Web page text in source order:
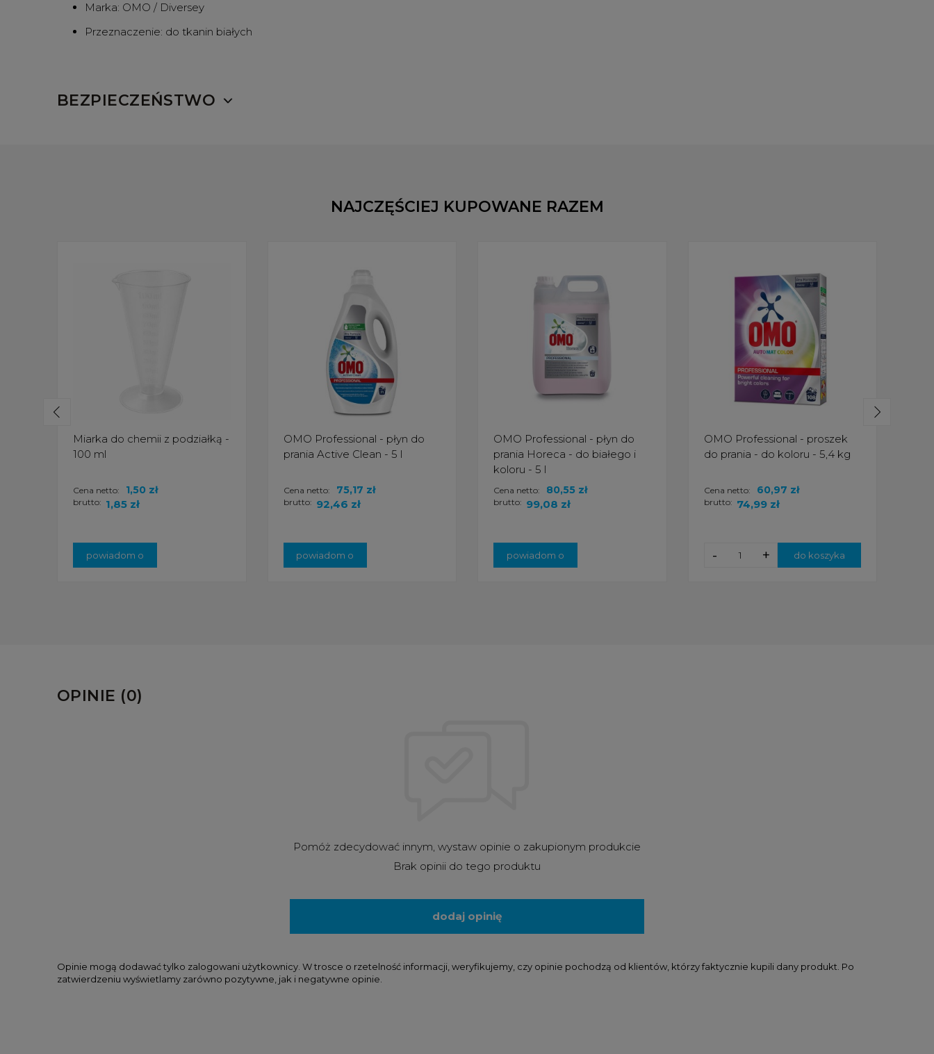
Marka: OMO / Diversey
Przeznaczenie: do tkanin białych
BEZPIECZEŃSTWO
NAJCZĘŚCIEJ KUPOWANE RAZEM
Miarka do chemii z podziałką -
100 ml
brutto: 1,85 zł
Cena netto: 1,50 zł
powiadom o
OMO Professional - płyn do
prania Active Clean - 5 l
brutto: 92,46 zł
Cena netto: 75,17 zł
powiadom o
OMO Professional - płyn do
prania Horeca - do białego i
koloru - 5 l
brutto: 99,08 zł
Cena netto: 80,55 zł
powiadom o
OMO Professional - proszek
do prania - do koloru - 5,4 kg
brutto: 74,99 zł
Cena netto: 60,97 zł
+
- do koszyka
OPINIE (0)
Pomóż zdecydować innym, wystaw opinie o zakupionym produkcie
Brak opinii do tego produktu
dodaj opinię
Opinie mogą dodawać tylko zalogowani użytkownicy. W trosce o rzetelność informacji, weryfikujemy, czy opinie pochodzą od klientów, którzy faktycznie kupili dany produkt. Po
zatwierdzeniu wyświetlamy zarówno pozytywne, jak i negatywne opinie.